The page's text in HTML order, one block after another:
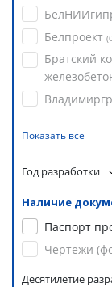
Белпроект (0
Братский
Показать все
Год разработки
Наличие
Паспорт
Чертежи
Десятилетие